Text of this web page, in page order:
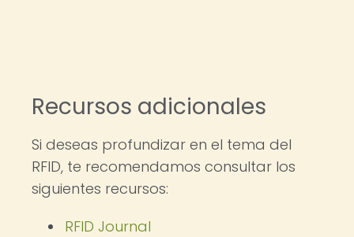
Recursos adicionales
Si deseas profundizar en el tema del
RFID, te recomendamos consultar los
siguientes recursos:
RFID Journal